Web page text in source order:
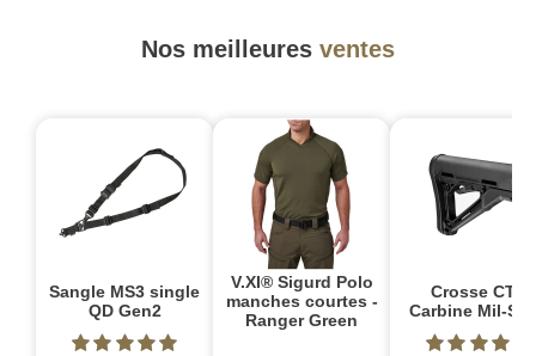
Nos meilleures ventes
Sangle MS3 single
QD Gen2
V.XI® Sigurd Polo
manches courtes -
Ranger Green
Crosse CTR
Carbine Mil-